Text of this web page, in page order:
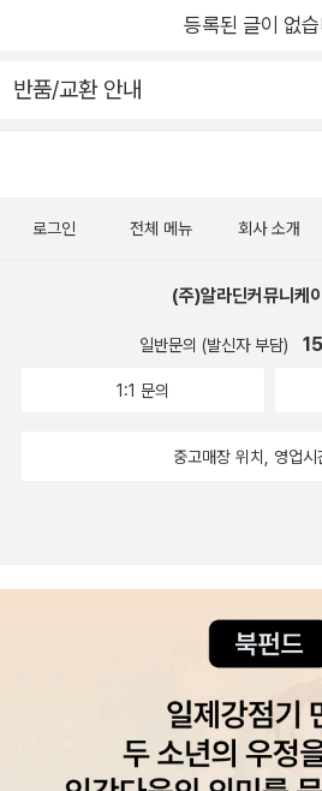
통 회사에서, 개인적으로 기존에 사용
크에 의존하는 것이 아니라 닷넷코어
추가되었으면 어땠을까하는 아쉬움
제공해주는 점이 매우 좋다.
도 유튜브에서 가장 먼저 국내 영상으
(박용준님께서 운영중이신 유튜브 채
얼마나 C#을 사랑하시면 블로그 명도
에서 국내에서 C# 으로 이 분을 대적
다. C# 의 최신 기술을 가장 먼저 적
통 소위 국내에서 비인기 프로그래밍
른 언어를 겪어본 사람을 대상으로 작
하지만 C# 교과서는 저자 역시 지은이
작할 정도로 말 그대로 초보자를 배려
태인데 이 책을 읽어도 될까?' 싶은 예
괜찮은 책이다. 이미 다른 언어를 학습
파트부터 봐도 무리가 없을 것 같다. (
기 때문에 처음부터 다 읽으면 다소 지
이 C#에 집중한 책내가 예전에 학부
출판사의 C# 책은 언어 기초와 객체지
등록된 글이 없
반품/교환 안내
로그인 전체 메뉴 회사 소개
(주)알라딘커뮤니케
일반문의 (발신자 부담)
1:1 문의
중고매장 위치, 영업시